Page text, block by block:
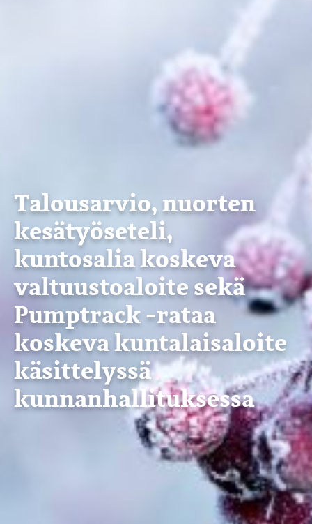
Talousarvio, nuorten
kesätyöseteli,
kuntosalia koskeva
valtuustoaloite sekä
Pumptrack -rataa
koskeva kuntalaisaloite
käsittelyssä
kunnanhallituksessa